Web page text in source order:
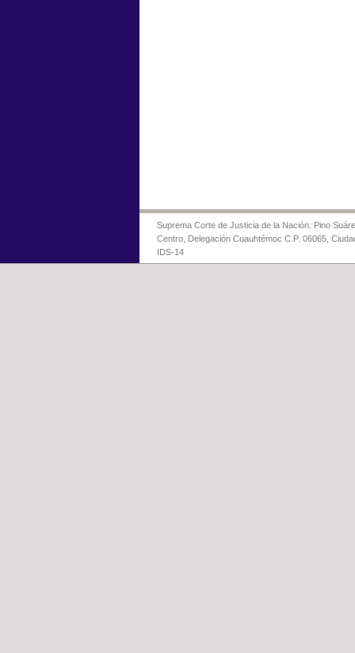
Suprema Corte de Justicia de la Nación: Pino
Centro, Delegación Cuauhtémoc C.P. 06065,
IDS-14